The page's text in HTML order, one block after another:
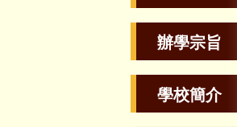
辦學宗旨
學校簡介